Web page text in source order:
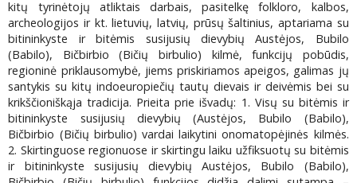
kitų tyrinėtojų atliktais darbais, pasitelkę folkloro, kalbos,
archeologijos ir kt. lietuvių, latvių, prūsų šaltinius, aptariama su
bitininkyste ir bitėmis susijusių dievybių Austėjos, Bubilo
(Babilo), Bičbirbio (Bičių birbulio) kilmė, funkcijų pobūdis,
regioninė priklausomybė, jiems priskiriamos apeigos, galimas jų
santykis su kitų indoeuropiečių tautų dievais ir deivėmis bei su
krikščioniškąja tradicija. Prieita prie išvadų: 1. Visų su bitėmis ir
bitininkyste susijusių dievybių (Austėjos, Bubilo (Babilo),
Bičbirbio (Bičių birbulio) vardai laikytini onomatopėjinės kilmės.
2. Skirtinguose regionuose ir skirtingu laiku užfiksuotų su bitėmis
ir bitininkyste susijusių dievybių Austėjos, Bubilo (Babilo),